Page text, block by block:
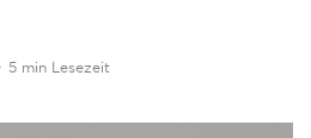
5 min Lesezeit